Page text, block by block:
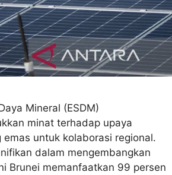
Mineral (ESDM)
minat terhadap upaya
untuk kolaborasi regional.
dalam mengembangkan
Brunei memanfaatkan 99 persen